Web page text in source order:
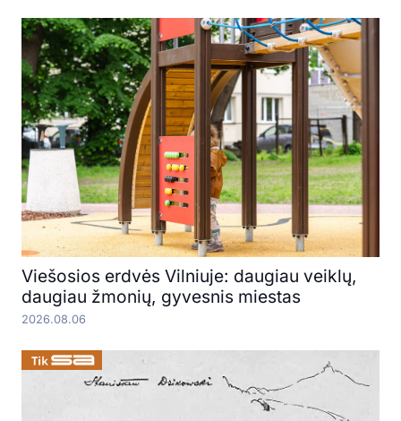
Viešosios erdvės Vilniuje: daugiau veiklų,
daugiau žmonių, gyvesnis miestas
2026.08.06